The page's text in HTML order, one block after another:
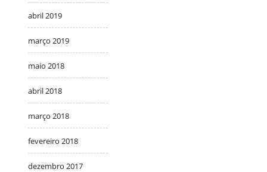
abril 2019
março 2019
maio 2018
abril 2018
março 2018
fevereiro 2018
dezembro 2017